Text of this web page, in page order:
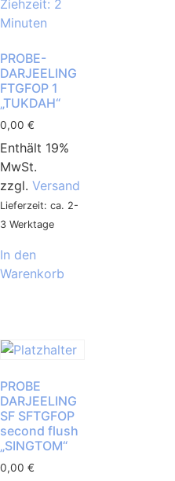
PROBE-
DARJEELING
FTGFOP 1
„TUKDAH“
0,00 €
Enthält 19%
MwSt.
zzgl. Versand
Lieferzeit: ca. 2-
3 Werktage
In den
Warenkorb
PROBE
DARJEELING
SF SFTGFOP
second flush
„SINGTOM“
0,00 €